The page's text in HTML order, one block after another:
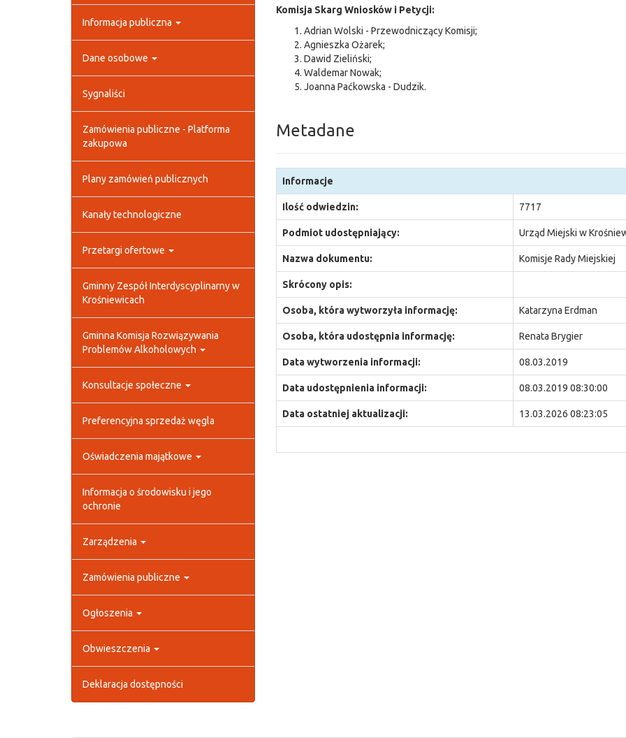
Informacja publiczna
Dane osobowe
Sygnaliści
Zamówienia publiczne - Platforma
zakupowa
Plany zamówień publicznych
Kanały technologiczne
Przetargi ofertowe
Gminny Zespół Interdyscyplinarny w
Krośniewicach
Gminna Komisja Rozwiązywania
Problemów Alkoholowych
Konsultacje społeczne
Preferencyjna sprzedaż węgla
Oświadczenia majątkowe
Informacja o środowisku i jego
ochronie
Zarządzenia
Zamówienia publiczne
Ogłoszenia
Obwieszczenia
Deklaracja dostępności
Komisja Skarg Wniosków i Petycji:
Adrian Wolski - Przewodniczący Komisji;
Agnieszka Ożarek;
Dawid Zieliński;
Waldemar Nowak;
Joanna Paćkowska - Dudzik.
Metadane
Informacje
Ilość odwiedzin: 7717
Podmiot udostępniający: Urząd Miejski w
Nazwa dokumentu: Komisje Rady Miejskiej
Skrócony opis:
Osoba, która wytworzyła informację: Katarzyna Erdman
Osoba, która udostępnia informację: Renata Brygier
Data wytworzenia informacji: 08.03.2019
Data udostępnienia informacji: 08.03.2019 08:30:00
Data ostatniej aktualizacji: 13.03.2026 08:23:05